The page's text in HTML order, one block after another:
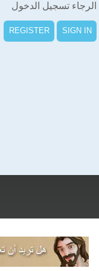
الرجاء تسجيل الدخول
SIGN IN
REGISTER